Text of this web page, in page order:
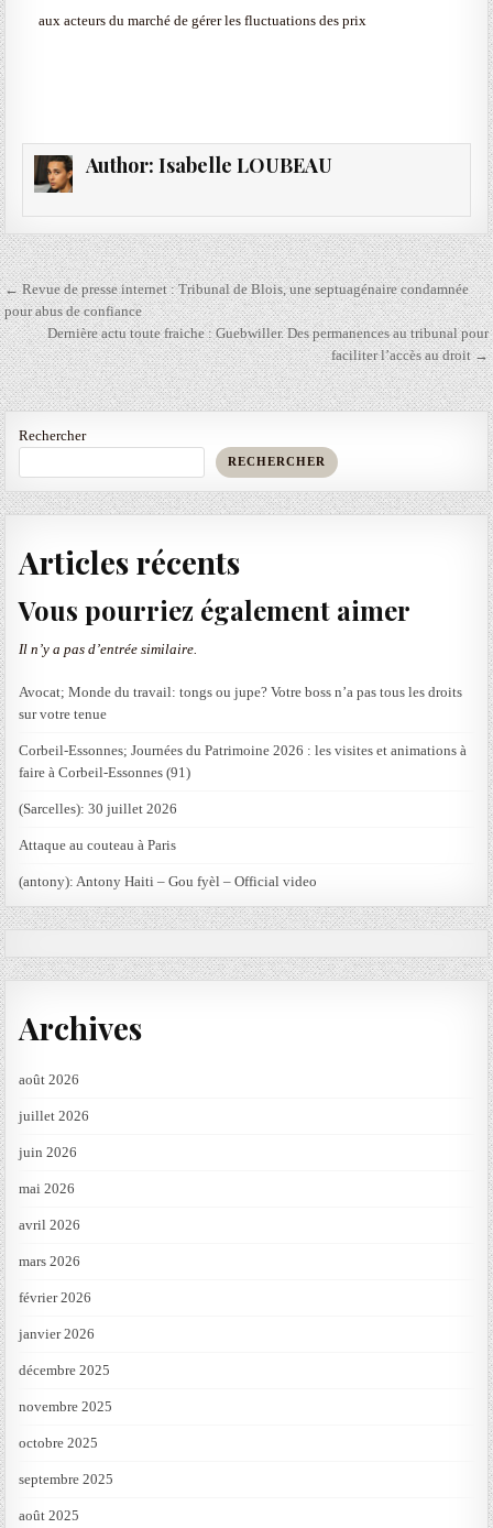
aux acteurs du marché de gérer les fluctuations des prix
Author: Isabelle LOUBEAU
Navigation
de
l’article
← Revue de presse internet : Tribunal de Blois, une septuagénaire condamnée
pour abus de confiance
Dernière actu toute fraiche : Guebwiller. Des permanences au tribunal pour
faciliter l’accès au droit →
Rechercher
RECHERCHER
Articles récents
Vous pourriez également aimer
Il n’y a pas d’entrée similaire.
Avocat; Monde du travail: tongs ou jupe? Votre boss n’a pas tous les droits
sur votre tenue
Corbeil-Essonnes; Journées du Patrimoine 2026 : les visites et animations à
faire à Corbeil-Essonnes (91)
(Sarcelles): 30 juillet 2026
Attaque au couteau à Paris
(antony): Antony Haiti – Gou fyèl – Official video
Archives
août 2026
juillet 2026
juin 2026
mai 2026
avril 2026
mars 2026
février 2026
janvier 2026
décembre 2025
novembre 2025
octobre 2025
septembre 2025
août 2025